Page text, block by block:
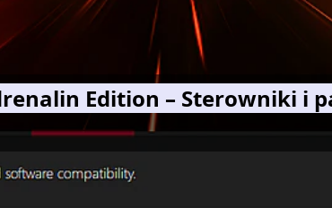
Edition – Sterowniki i